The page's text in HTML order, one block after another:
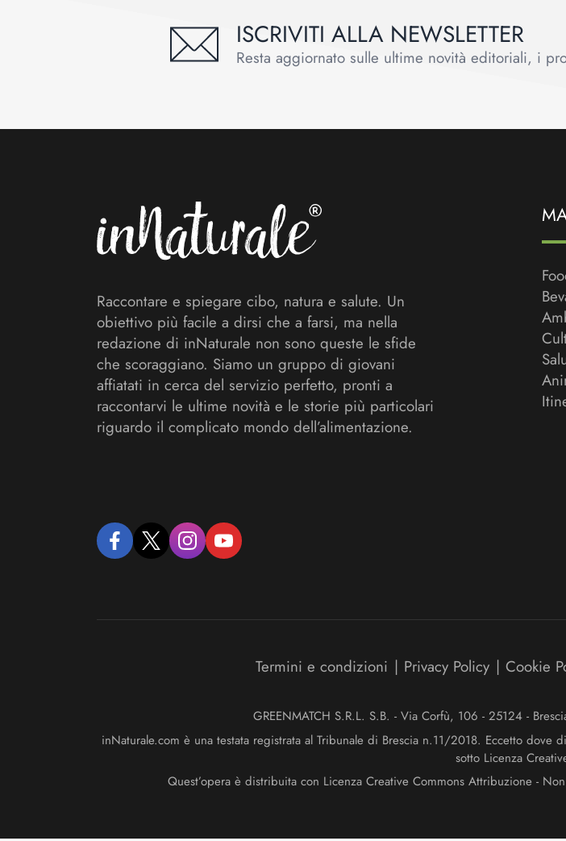
ISCRIVITI ALLA NEWSLETTER
Resta aggiornato sulle ultime novità editoriali, i
Raccontare e spiegare cibo, natura e salute. Un
obiettivo più facile a dirsi che a farsi, ma nella
redazione di inNaturale non sono queste le sfide
che scoraggiano. Siamo un gruppo di giovani
affiatati in cerca del servizio perfetto, pronti a
raccontarvi le ultime novità e le storie più particolari
riguardo il complicato mondo dell’alimentazione.
facebooktwitter instagramyoutube
Termini e condizioni | Privacy Policy | Cookie
GREENMATCH S.R.L. S.B. - Via Corfù, 106 - 25124 -
inNaturale.com è una testata registrata al Tribunale di Brescia n.11/2018. Eccetto
sotto Licenza
Quest’opera è distribuita con Licenza Creative Commons Attribuzione -